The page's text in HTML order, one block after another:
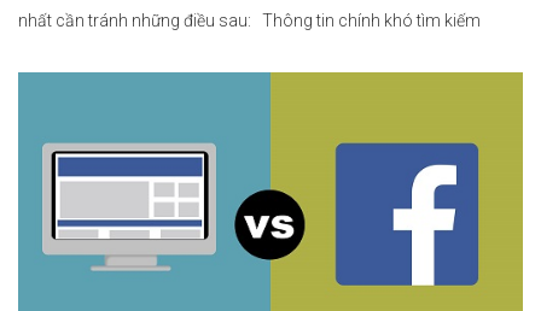
nhất cần tránh những điều sau: Thông tin chính khó tìm kiếm